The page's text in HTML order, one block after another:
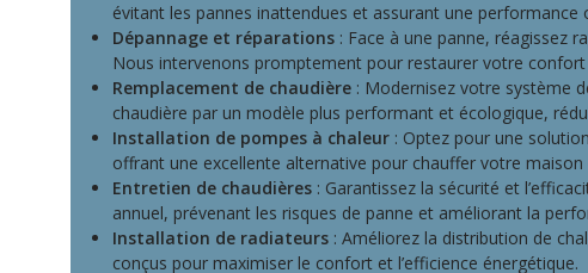
évitant les pannes inattendues et assurant une performance
Dépannage et réparations : Face à une panne, réagissez
Nous intervenons promptement pour restaurer votre confort
Remplacement de chaudière : Modernisez votre système
chaudière par un modèle plus performant et écologique,
Installation de pompes à chaleur : Optez pour une
offrant une excellente alternative pour chauffer votre maison
Entretien de chaudières : Garantissez la sécurité et
annuel, prévenant les risques de panne et améliorant la
Installation de radiateurs : Améliorez la distribution de
conçus pour maximiser le confort et l’efficience énergétique.